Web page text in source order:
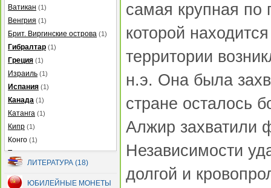
Ватикан (1)
Венгрия (1)
Брит. Виргинские острова (1)
Гибралтар (1)
Греция (1)
Израиль (1)
Испания (1)
Канада (1)
Катанга (1)
Кипр (1)
Конго (1)
Турция(1)
Узбекистан(1)
Украина(1)
ЛИТЕРАТУРА (18)
ЮБИЛЕЙНЫЕ МОНЕТЫ
самая крупная
которой
территории
н.э. Она была
стране осталось
Алжир захватили
Независимости
долгой и